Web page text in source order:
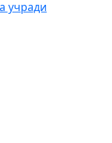
учради